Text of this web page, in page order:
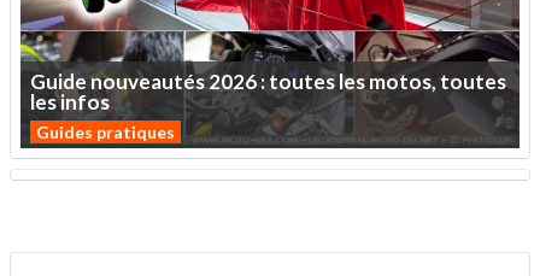
Guidenouveautés2026:touteslesmotos,toutes
lesinfos
Guides pratiques